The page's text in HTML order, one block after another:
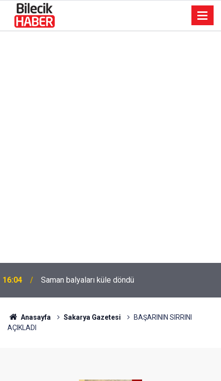
16:04 Saman balyaları küle döndü
Anasayfa Sakarya Gazetesi
BAŞARININ SIRRINI
AÇIKLADI